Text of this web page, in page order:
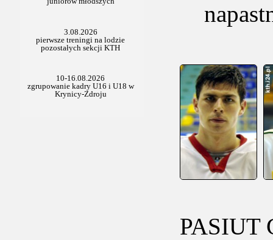
PASIUT